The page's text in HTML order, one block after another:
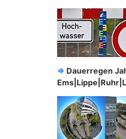
⇒ Dauerregen